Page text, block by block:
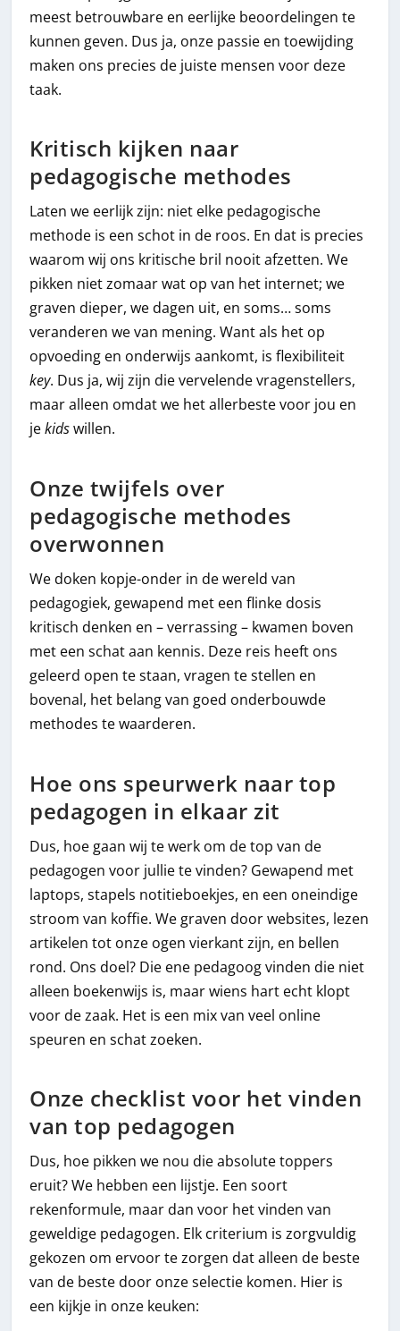
meest betrouwbare en eerlijke beoordelingen te
kunnen geven. Dus ja, onze passie en toewijding
maken ons precies de juiste mensen voor deze
taak.
Kritisch kijken naar
pedagogische methodes
Laten we eerlijk zijn: niet elke pedagogische
methode is een schot in de roos. En dat is precies
waarom wij ons kritische bril nooit afzetten. We
pikken niet zomaar wat op van het internet; we
graven dieper, we dagen uit, en soms… soms
veranderen we van mening. Want als het op
opvoeding en onderwijs aankomt, is flexibiliteit
key. Dus ja, wij zijn die vervelende vragenstellers,
maar alleen omdat we het allerbeste voor jou en
jekidswillen.
Onze twijfels over
pedagogische methodes
overwonnen
We doken kopje-onder in de wereld van
pedagogiek, gewapend met een flinke dosis
kritisch denken en – verrassing – kwamen boven
met een schat aan kennis. Deze reis heeft ons
geleerd open te staan, vragen te stellen en
bovenal, het belang van goed onderbouwde
methodes te waarderen.
Hoe ons speurwerk naar top
pedagogen in elkaar zit
Dus, hoe gaan wij te werk om de top van de
pedagogen voor jullie te vinden? Gewapend met
laptops, stapels notitieboekjes, en een oneindige
stroom van koffie. We graven door websites, lezen
artikelen tot onze ogen vierkant zijn, en bellen
rond. Ons doel? Die ene pedagoog vinden die niet
alleen boekenwijs is, maar wiens hart echt klopt
voor de zaak. Het is een mix van veel online
speuren en schat zoeken.
Onze checklist voor het vinden
van top pedagogen
Dus, hoe pikken we nou die absolute toppers
eruit? We hebben een lijstje. Een soort
rekenformule, maar dan voor het vinden van
geweldige pedagogen. Elk criterium is zorgvuldig
gekozen om ervoor te zorgen dat alleen de beste
van de beste door onze selectie komen. Hier is
een kijkje in onze keuken: